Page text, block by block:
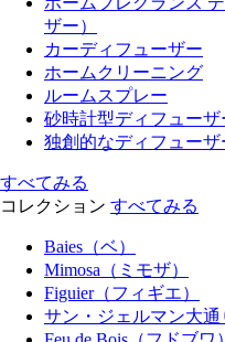
ザー）
カーディフューザー
ホームクリーニング
ルームスプレー
砂時計型ディフューザ
独創的なディフューザ
すべてみる
コレクション すべてみる
Baies（ベ）
Mimosa（ミモザ）
Figuier（フィギエ）
サン・ジェルマン大通